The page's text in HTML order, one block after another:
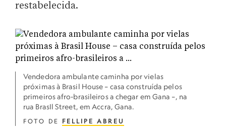
restabelecida.
Vendedora ambulante caminha por vielas
próximas à Brasil House – casa construída pelos
primeiros afro-brasileiros a chegar em Gana –, na
rua BrasIl Street, em Accra, Gana.
FOTO DE FELLIPE ABREU